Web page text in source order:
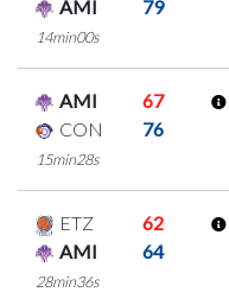
AMI 79
14min00s
AMI
67
CON
76
15min28s
ETZ
62
AMI
64
28min36s